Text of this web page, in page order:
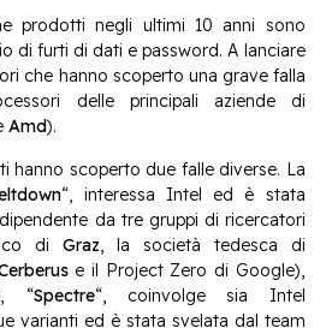
ISO 27001
BeeProd
prodotti negli ultimi 10 anni sono
di furti di dati e password. A lanciare
che hanno scoperto una grave falla
delle principali aziende di
Amd).
hanno scoperto due falle diverse. La
“, interessa Intel ed è stata
da tre gruppi di ricercatori
di Graz , la società tedesca di
e il Project Zero di Google),
“Spectre“, coinvolge sia Intel
varianti ed è stata svelata dal team